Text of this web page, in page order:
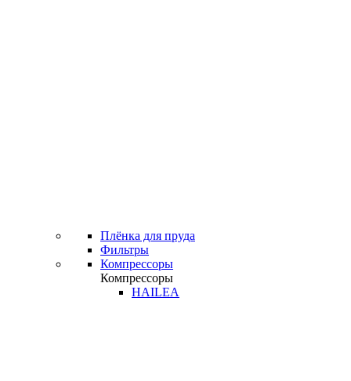
Плёнка для пруда
Фильтры
Компрессоры
Компрессоры
HAILEA